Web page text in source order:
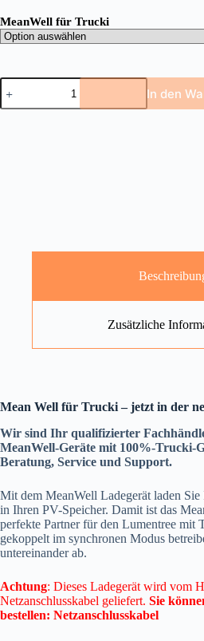
MeanWell für Trucki
In den
Zusätzliche
Mean Well für Trucki – jetzt in der
Wir sind Ihr qualifizierter
MeanWell-Geräte mit 100%-Trucki-
Beratung, Service und Support.
Mit dem MeanWell Ladegerät laden
in Ihren PV-Speicher. Damit ist das
perfekte Partner für den Lumentree mit
gekoppelt im synchronen Modus
untereinander ab.
Achtung: Dieses Ladegerät wird vom
Netzanschlusskabel geliefert. Sie
bestellen: Netzanschlusskabel